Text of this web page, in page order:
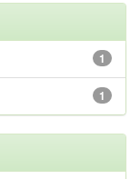
1
1